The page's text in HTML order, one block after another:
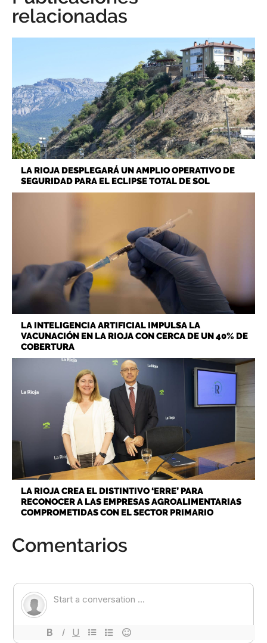
relacionadas
LA RIOJA DESPLEGARÁ UN AMPLIO OPERATIVO DE
SEGURIDAD PARA EL ECLIPSE TOTAL DE SOL
LA INTELIGENCIA ARTIFICIAL IMPULSA LA
VACUNACIÓN EN LA RIOJA CON CERCA DE UN 40% DE
COBERTURA
LA RIOJA CREA EL DISTINTIVO ‘ERRE’ PARA
RECONOCER A LAS EMPRESAS AGROALIMENTARIAS
COMPROMETIDAS CON EL SECTOR PRIMARIO
Comentarios